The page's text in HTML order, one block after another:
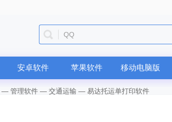
QQ
安卓软件 苹果软件 移动电脑版
— 管理软件 — 交通运输 — 易达托运单打印软件